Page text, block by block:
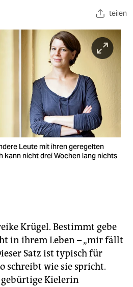
teilen
Leute mit ihren geregelten
kann nicht drei Wochen lang nichts
Krügel. Bestimmt gebe
in ihrem Leben – „mir fällt
Satz ist typisch für
schreibt wie sie spricht.
gebürtige Kielerin